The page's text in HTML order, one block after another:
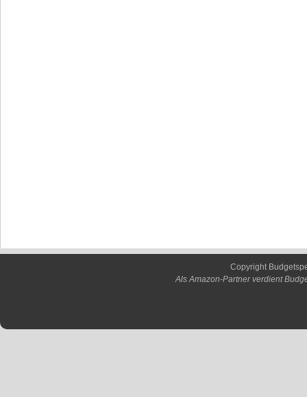
Copyright
Als Amazon-Partner verdient